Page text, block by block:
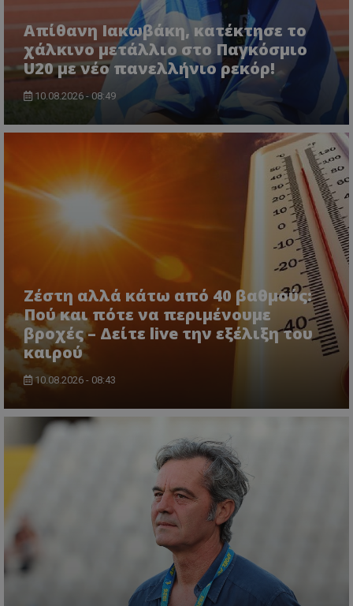
Απίθανη Ιακωβάκη, κατέκτησε το
χάλκινο μετάλλιο στο Παγκόσμιο
U20 με νέο πανελλήνιο ρεκόρ!
10.08.2026 - 08:49
Ζέστη αλλά κάτω από 40 βαθμούς:
Πού και πότε να περιμένουμε
βροχές – Δείτε live την εξέλιξη του
καιρού
10.08.2026 - 08:43